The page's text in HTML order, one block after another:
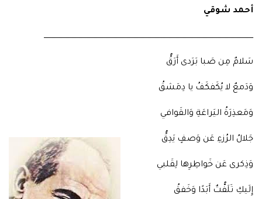
أحمد شوقي
ـــــــــــــــــــــــــــــــــــــــــــــــــــــــــــــــــــــــــــــــــــــــــــــــــــــــــــــــــــــــــــــــــــــــــــــــــــــــــــــــــــــــــــــــــــ
سَلامٌ مِن صَبا بَرَدى أَرَقُّ
وَدَمعٌ لا يُكَفكَفُ يا دِمَشقُ
وَمَعذِرَةُ اليَراعَةِ وَالقَوافي
جَلالُ الرُزءِ عَن وَصفٍ يَدِقُّ
وَذِكرى عَن خَواطِرِها لِقَلبي
إِلَيكِ تَلَفُّتٌ أَبَدًا وَخَفقُ